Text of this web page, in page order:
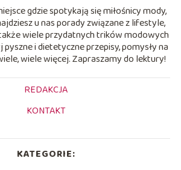
gdzie spotykają się miłośnicy mody,
u nas porady związane z lifestyle,
wiele przydatnych trików modowych
i dietetyczne przepisy, pomysły na
wiele więcej. Zapraszamy do lektury!
REDAKCJA
KONTAKT
KATEGORIE: